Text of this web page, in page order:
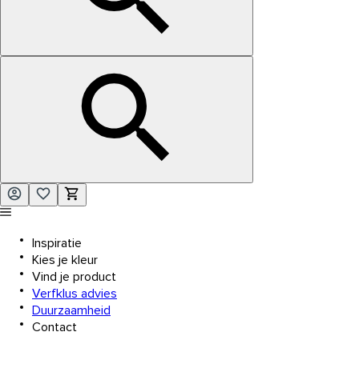
Inspiratie
Kies je kleur
Vind je product
Verfklus advies
Duurzaamheid
Contact